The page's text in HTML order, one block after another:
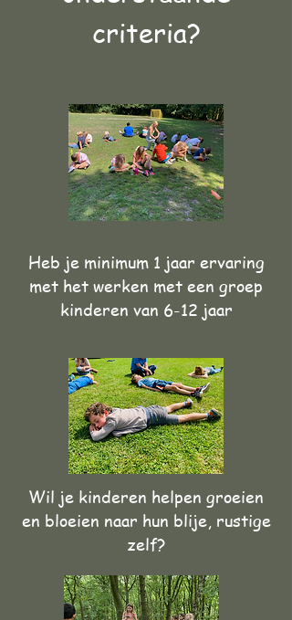
criteria?
Heb je minimum 1 jaar ervaring
met het werken met een groep
kinderen van 6-12 jaar
Wil je kinderen helpen groeien
en bloeien naar hun blije, rustige
zelf?